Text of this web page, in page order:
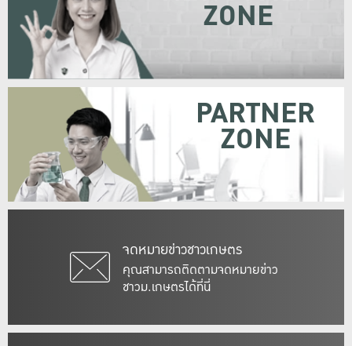
จดหมายข่าวชาวเกษตร
คุณสามารถติดตามจดหมายข่าว
ชาวม.เกษตรได้ที่นี่
ZONE
PARTNER
ZONE